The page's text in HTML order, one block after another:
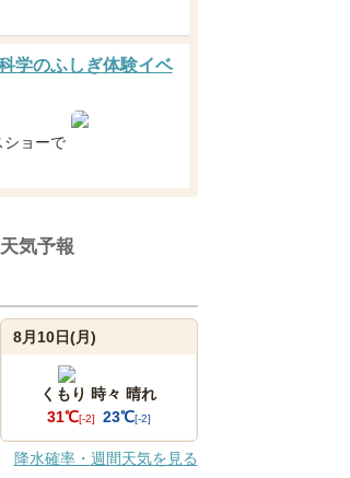
学のふしぎ体験イベ
ショーで
気予報
8月10日(月)
くもり 時々 晴れ
31℃[-2] 23℃[-2]
降水確率・週間天気を見る